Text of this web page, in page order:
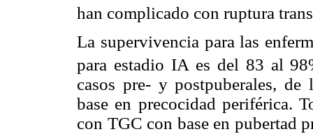
han complicado con ruptura
La supervivencia para las
para estadio IA es del 83 al
casos pre- y postpuberales,
base en precocidad periférica.
con TGC con base en pubertad